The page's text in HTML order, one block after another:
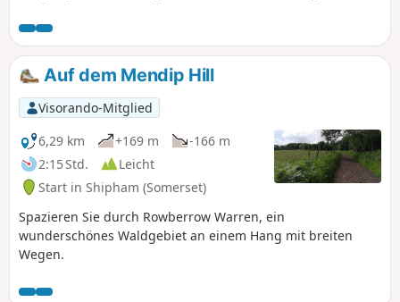
aus geht es über The Chains zum Tarka Trail, dann hinunter
zum Cheriton Ridge und entlang des East Lyn River bis
nach Lynmouth.
Auf dem Mendip Hill
Visorando-Mitglied
6,29 km
+169 m
-166 m
2:15 Std.
Leicht
Start in Shipham (Somerset)
Spazieren Sie durch Rowberrow Warren, ein
wunderschönes Waldgebiet an einem Hang mit breiten
Wegen.